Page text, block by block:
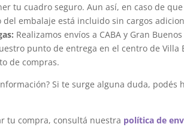
tu cuadro seguro. Aun así, en caso de
del embalaje está incluido sin cargos
Realizamos envíos a CABA y Gran
punto de entrega en el centro de
de compras.
Si te surge alguna duda, podés
tu compra, consultá nuestra política de